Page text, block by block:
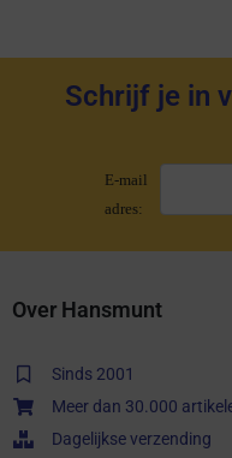
Schrijf je in
E-mail
adres:
Over Hansmunt
Sinds 2001
Meer dan 30.000
Dagelijkse verzending